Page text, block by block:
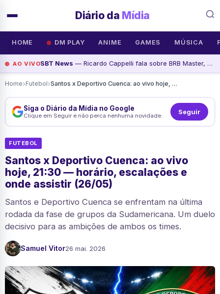
Diário da Mídia
HOME DM PLAY ANIME GAMES MÚSICA
AO VIVOSBT News — Ricardo Cappelli fala sobre BRB Master, 8 de Janeiro e segurança pública | Sala de Imprensa #32, assista agora
Home›Futebol› Santos x Deportivo Cuenca: ao vivo hoje, 21:30 — horário, escalações e onde assistir (26/05)
Siga o Diário da Mídia no Google
Clique em Seguir e não perca nenhuma novidade. Seguir
FUTEBOL
Santos x Deportivo Cuenca: ao vivo
hoje, 21:30 — horário, escalações e
onde assistir (26/05)
Santos e Deportivo Cuenca se enfrentam na última
rodada da fase de grupos da Sudamericana. Um duelo
decisivo para as ambições de ambos os times.
Samuel Vitor26 mai. 2026